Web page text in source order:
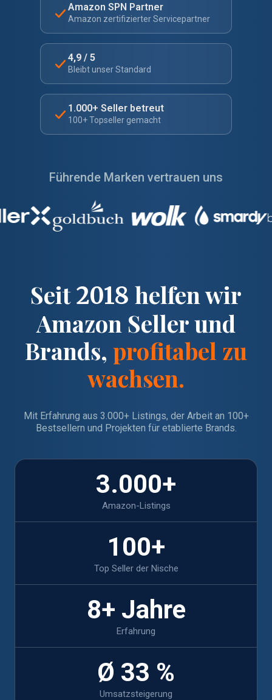
Amazon SPN Partner
Amazon zertifizierter Servicepartner
4,9 / 5
Bleibt unser Standard
1.000+ Seller betreut
100+ Topseller gemacht
Führende Marken vertrauen uns
Seit2018 helfen wir
Amazon Seller und
Brands, profitabel zu
wachsen.
Mit Erfahrung aus 3.000+ Listings, der Arbeit an 100+
Bestsellern und Projekten für etablierte Brands.
3.000+
Amazon-Listings
100+
Top Seller der Nische
8+ Jahre
Erfahrung
Ø 33 %
Umsatzsteigerung